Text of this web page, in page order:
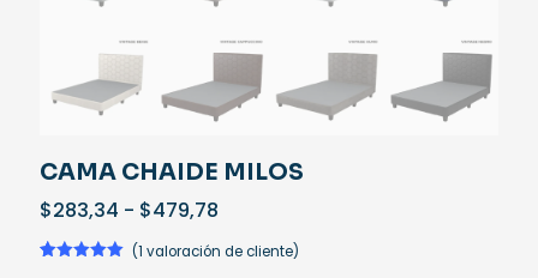
CAMA CHAIDE MILOS
$283,34 - $479,78
precios:
(1 valoración de cliente)